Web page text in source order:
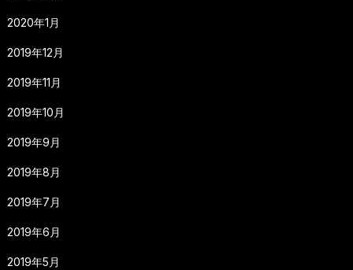
2020年1月
2019年12月
2019年11月
2019年10月
2019年9月
2019年8月
2019年7月
2019年6月
2019年5月